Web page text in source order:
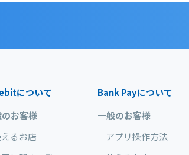
について
お客様
るお店
Bank Payについて
一般のお客様
アプリ操作方法